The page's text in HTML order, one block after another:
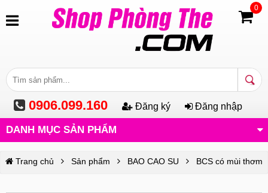
0906.099.160 Đăng ký Đăng nhập
0
DANH MỤC SẢN PHẨM
Trang chủ Sản phẩm BAO CAO SU BCS có mùi thơm